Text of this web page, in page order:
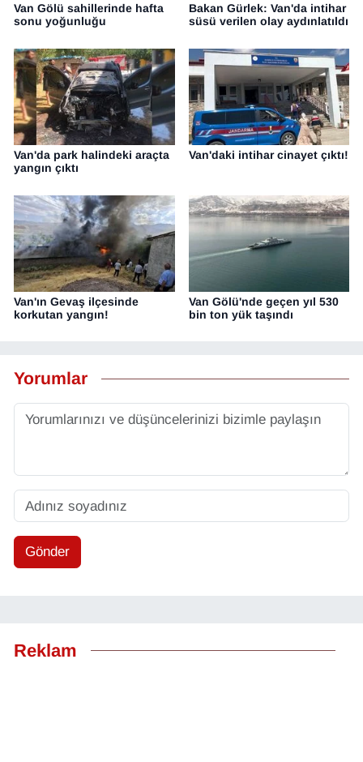
Van Gölü sahillerinde hafta
sonu yoğunluğu
Bakan Gürlek: Van'da intihar
süsü verilen olay aydınlatıldı
Van'da park halindeki araçta
yangın çıktı
Van'daki intihar cinayet çıktı!
Van'ın Gevaş ilçesinde
korkutan yangın!
Van Gölü'nde geçen yıl 530
bin ton yük taşındı
Yorumlar
Gönder
Reklam